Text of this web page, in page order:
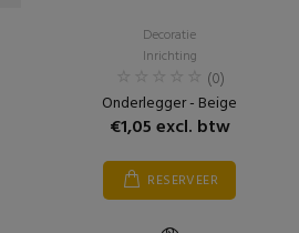
Decoratie
Inrichting
(0)
Onderlegger - Beige
€1,05 excl. btw
RESERVEER